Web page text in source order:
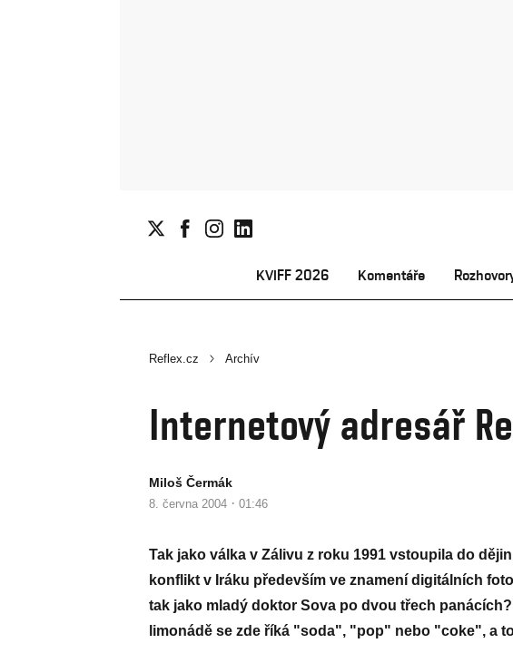
KVIFF 2026 Komentáře
Reflex.cz Archív
Internetový adresář
Miloš Čermák
8. června 2004 · 01:46
Tak jako válka v Zálivu z roku 1991 vstoupila do
konflikt v Iráku především ve znamení digitálních
tak jako mladý doktor Sova po dvou třech
limonádě se zde říká "soda", "pop" nebo "coke", a